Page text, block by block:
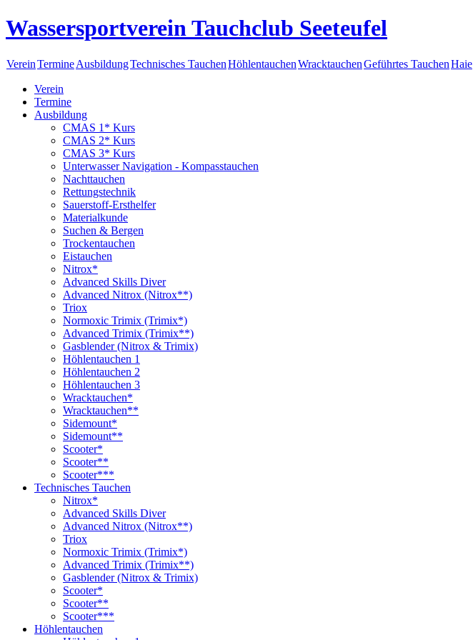
Wassersportverein Tauchclub Seeteufel
VereinTermineAusbildungTechnisches TauchenHöhlentauchenWracktauchenGeführtes TauchenHaie
Verein
Termine
Ausbildung
CMAS 1* Kurs
CMAS 2* Kurs
CMAS 3* Kurs
Unterwasser Navigation - Kompasstauchen
Nachttauchen
Rettungstechnik
Sauerstoff-Ersthelfer
Materialkunde
Suchen & Bergen
Trockentauchen
Eistauchen
Nitrox*
Advanced Skills Diver
Advanced Nitrox (Nitrox**)
Triox
Normoxic Trimix (Trimix*)
Advanced Trimix (Trimix**)
Gasblender (Nitrox & Trimix)
Höhlentauchen 1
Höhlentauchen 2
Höhlentauchen 3
Wracktauchen*
Wracktauchen**
Sidemount*
Sidemount**
Scooter*
Scooter**
Scooter***
Technisches Tauchen
Nitrox*
Advanced Skills Diver
Advanced Nitrox (Nitrox**)
Triox
Normoxic Trimix (Trimix*)
Advanced Trimix (Trimix**)
Gasblender (Nitrox & Trimix)
Scooter*
Scooter**
Scooter***
Höhlentauchen